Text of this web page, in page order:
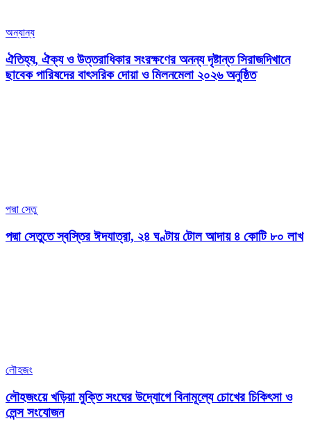
অন্যান্য
ঐতিহ্য, ঐক্য ও উত্তরাধিকার সংরক্ষণের অনন্য দৃষ্টান্ত সিরাজদিখানে
ছাবেক পারিষদের বাৎসরিক দোয়া ও মিলনমেলা ২০২৬ অনুষ্ঠিত
পদ্মা সেতু
পদ্মা সেতুতে স্বস্তির ঈদযাত্রা, ২৪ ঘণ্টায় টোল আদায় ৪ কোটি ৮০ লাখ
লৌহজং
লৌহজংয়ে খড়িয়া মুক্তি সংঘের উদ্যোগে বিনামূল্যে চোখের চিকিৎসা ও
লেন্স সংযোজন